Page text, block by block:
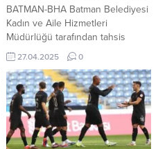
BATMAN-BHA Batman Belediyesi
Kadın ve Aile Hizmetleri
Müdürlüğü tarafından tahsis
edilen atölyede gerçekleştirilen
etkinlikte gençler yaratıcılıklarını
ortaya koyarak renkli çalışmalara
imza attı. Keyifli anların yaşandığı
ahşap boyama atölyesinde
gençlerin etkinliğine eşlik eden
Dr. Canalp, etkinlik boyunca
27.04.2025 0